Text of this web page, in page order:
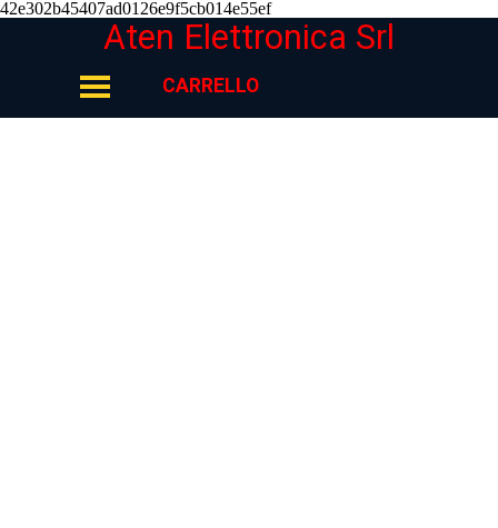
42e302b45407ad0126e9f5cb014e55ef
Aten Elettronica Srl
Salta menù
CARRELLO